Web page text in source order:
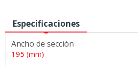
Especificaciones
Ancho de sección
195 (mm)